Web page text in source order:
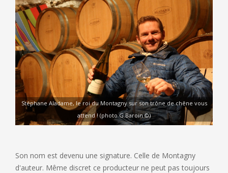
Stéphane Aladame, le roi du Montagny sur son trône de chêne vous
attend ! (photo G.Baroin ©)
Son nom est devenu une signature. Celle de Montagny
d'auteur. Même discret ce producteur ne peut pas toujours